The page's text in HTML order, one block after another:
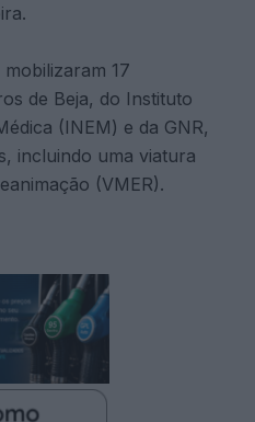
17
de Beja, do Instituto
(INEM) e da GNR,
incluindo uma viatura
(VMER).